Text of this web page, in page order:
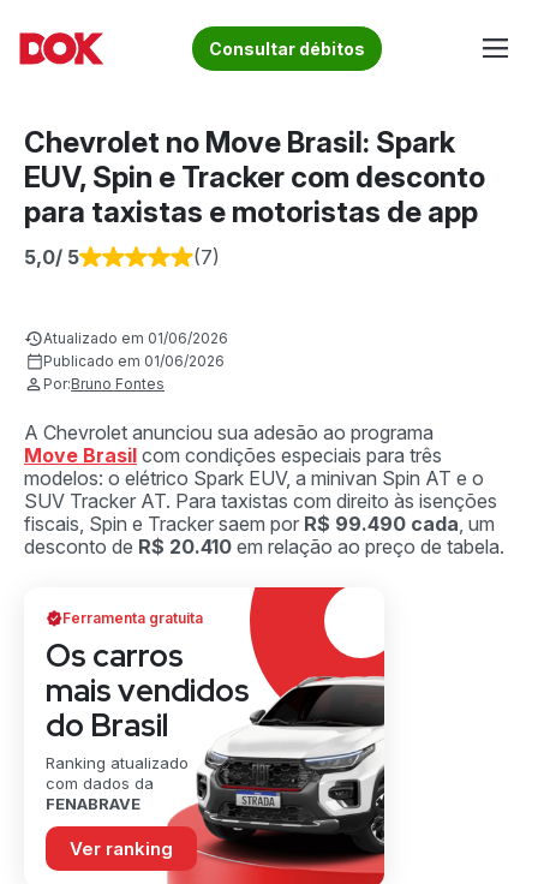
content
Acesse o Blog e conheça todos os nossos artigos | DOK
Fique por dentro de artigos sobre o trânsito brasileiro!
Conheça informações sobre licenciamento, ipva, multas e
Consultar débitos
Chevrolet no Move Brasil: Spark
EUV, Spin e Tracker com desconto
para taxistas e motoristas de app
5,0/ 5 (7)
Atualizado em 01/06/2026
Publicado em 01/06/2026
Por:Bruno Fontes
A Chevrolet anunciou sua adesão ao programa
Move Brasil com condições especiais para três
modelos: o elétrico Spark EUV, a minivan Spin AT e o
SUV Tracker AT. Para taxistas com direito às isenções
fiscais, Spin e Tracker saem por R$ 99.490 cada, um
desconto de R$ 20.410 em relação ao preço de tabela.
Ferramenta gratuita
Os carros
mais vendidos
do Brasil
Ranking atualizado
com dados da
FENABRAVE
Ver ranking